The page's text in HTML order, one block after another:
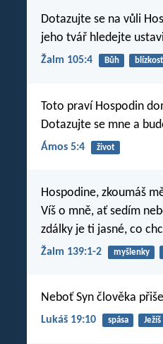
Dotazujte se na vůli
jeho tvář hledejte
Žalm 105:4 Bůh blízkost
Toto praví Hospodin
Dotazujte se mne a
Ámos 5:4 život
Hospodine, zkoumáš
Víš o mně, ať sedím
zdálky je ti jasné, co
Žalm 139:1-2 myšlenky
Neboť Syn člověka
Lukáš 19:10 spása Ježíš